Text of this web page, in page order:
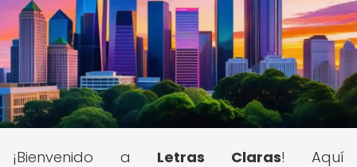
¡Bienvenido a Letras Claras! Aquí